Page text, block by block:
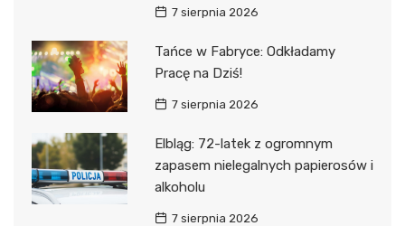
7 sierpnia 2026
Tańce w Fabryce: Odkładamy
Pracę na Dziś!
7 sierpnia 2026
Elbląg: 72-latek z ogromnym
zapasem nielegalnych papierosów i
alkoholu
7 sierpnia 2026